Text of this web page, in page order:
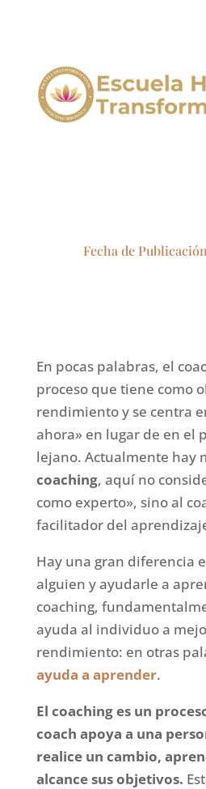
LOS TIPOS DE
Fecha de
En pocas palabras, el
proceso que tiene como
rendimiento y se centra
ahora» en lugar de en el
lejano. Actualmente hay
coaching, aquí no
como experto», sino al
facilitador del
Hay una gran diferencia
alguien y ayudarle a
coaching,
ayuda al individuo a
rendimiento: en otras
ayuda a aprender.
El coaching es un
coach apoya a una
realice un cambio,
alcance sus objetivos.